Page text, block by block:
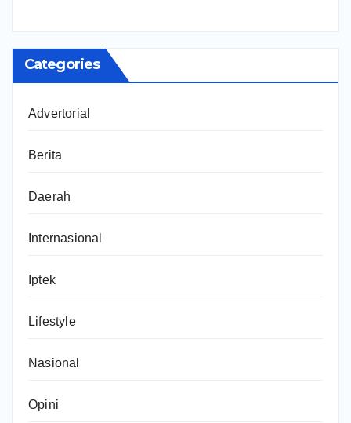
Categories
Advertorial
Berita
Daerah
Internasional
Iptek
Lifestyle
Nasional
Opini